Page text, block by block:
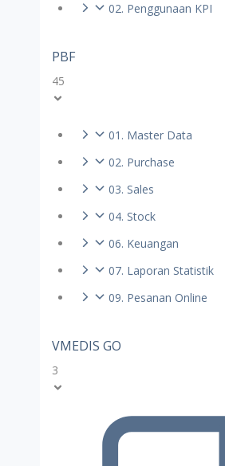
02. Penggunaan KPI
PBF
45
01. Master Data
02. Purchase
03. Sales
04. Stock
06. Keuangan
07. Laporan Statistik
09. Pesanan Online
VMEDIS GO
3